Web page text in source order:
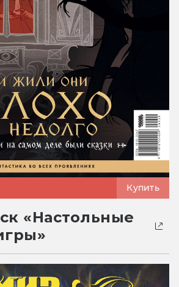
Купить
«Настольные